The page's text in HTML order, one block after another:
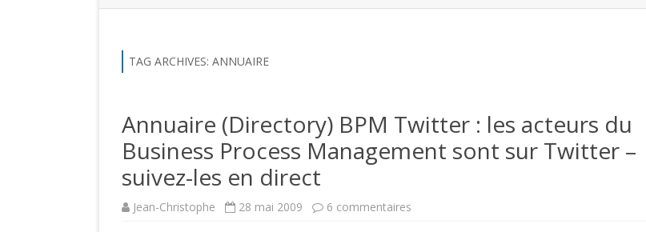
TAG ARCHIVES: ANNUAIRE
Annuaire (Directory) BPM Twitter : les acteurs du
Business Process Management sont sur Twitter –
suivez-les en direct
Jean-Christophe 28 mai 2009 6 commentaires